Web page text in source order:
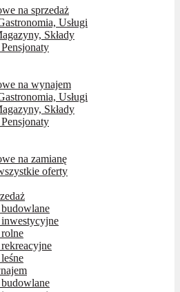
na sprzedaż
Usługi
Składy
na wynajem
Usługi
Składy
na zamianę
oferty